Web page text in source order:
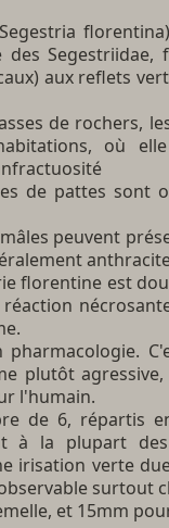
Segestriidae,
aux reflets
de rochers,
où
de pattes sont
peuvent
florentine est
plutôt
l'humain.
de 6, répartis
à la plupart
irisation verte
surtout
et 15mm